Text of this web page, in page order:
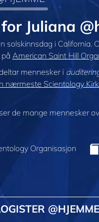
Juliana
solskinnsdag i
American Saint Hill
mennesker i
nærmeste Scientology
de mange mennesker
Organisasjon
@HJEMME